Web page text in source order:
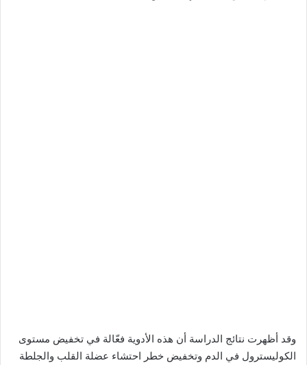
وقد أظهرت نتائج الدراسة أن هذه الأدوية فعّالة في تخفيض مستوى
الكوليسترول في الدم وتخفيض خطر احتشاء عضلة القلب والجلطة